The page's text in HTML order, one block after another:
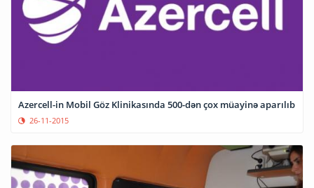
Azercell-in Mobil Göz Klinikasında 500-dən çox müayinə aparılıb
26-11-2015